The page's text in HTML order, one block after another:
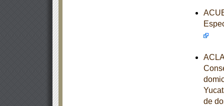
de